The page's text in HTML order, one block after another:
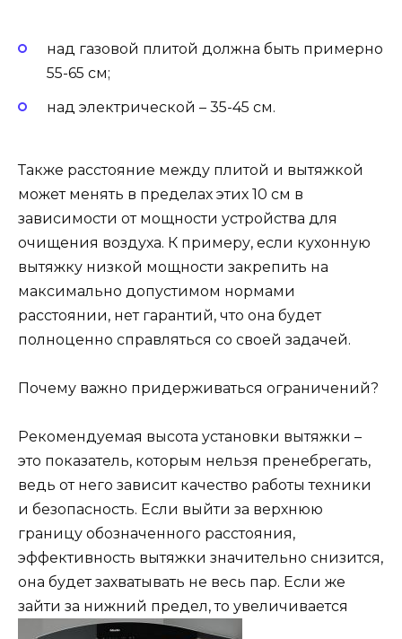
над газовой плитой должна быть примерно
55-65 см;
над электрической – 35-45 см.
Также расстояние между плитой и вытяжкой
может менять в пределах этих 10 см в
зависимости от мощности устройства для
очищения воздуха. К примеру, если кухонную
вытяжку низкой мощности закрепить на
максимально допустимом нормами
расстоянии, нет гарантий, что она будет
полноценно справляться со своей задачей.
Почему важно придерживаться ограничений?
Рекомендуемая высота установки вытяжки –
это показатель, которым нельзя пренебрегать,
ведь от него зависит качество работы техники
и безопасность. Если выйти за верхнюю
границу обозначенного расстояния,
эффективность вытяжки значительно снизится,
она будет захватывать не весь пар. Если же
зайти за нижний предел, то увеличивается